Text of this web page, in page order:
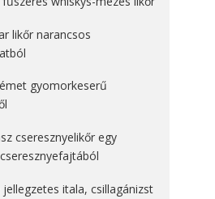
likőr narancsos
gyomorkeserű
cseresznyelikőr egy
jellegzetes itala, csillagánizst